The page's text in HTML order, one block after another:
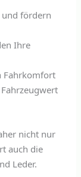
fördern
Ihre
Fahrkomfort
nicht nur
auch die
Leder.